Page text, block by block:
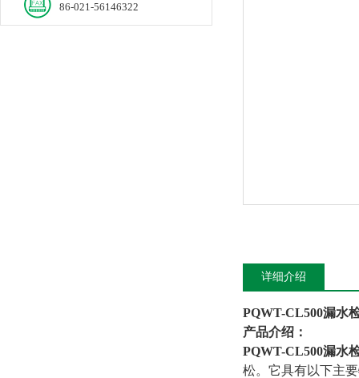
86-021-56146322
详细介绍
PQWT-CL500漏水
产品介绍：
PQWT-CL500漏水
松。它具有以下主